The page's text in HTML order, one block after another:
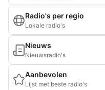
Radio's per regio
Lokale radio's
Nieuws
Nieuwsradio's
Aanbevolen
Lijst met beste radio's